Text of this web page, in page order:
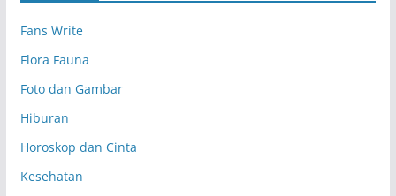
Fans Write
Flora Fauna
Foto dan Gambar
Hiburan
Horoskop dan Cinta
Kesehatan